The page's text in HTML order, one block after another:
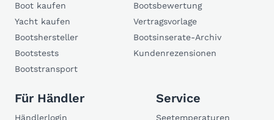
Boot kaufen
Yacht kaufen
Bootshersteller
Bootstests
Bootstransport
Bootsbewertung
Vertragsvorlage
Bootsinserate-Archiv
Kundenrezensionen
Für Händler
Händlerlogin
Service
Seetemperaturen